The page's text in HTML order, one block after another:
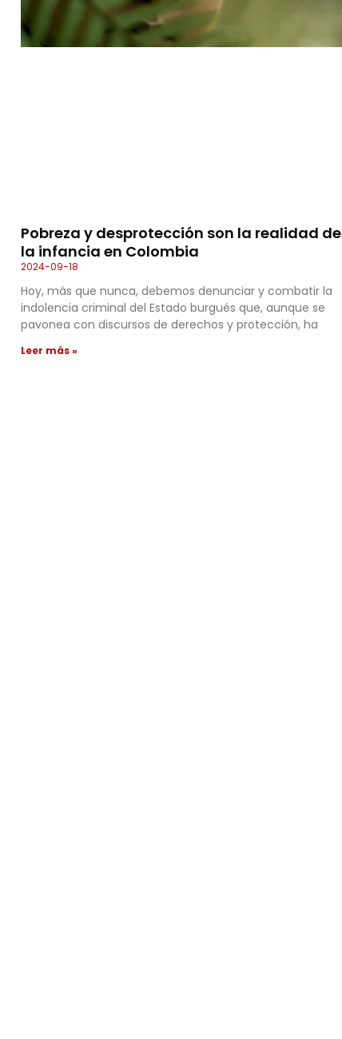
Pobreza y desprotección son la realidad de
la infancia en Colombia
2024-09-18
Hoy, más que nunca, debemos denunciar y combatir la
indolencia criminal del Estado burgués que, aunque se
pavonea con discursos de derechos y protección, ha
Leer más »